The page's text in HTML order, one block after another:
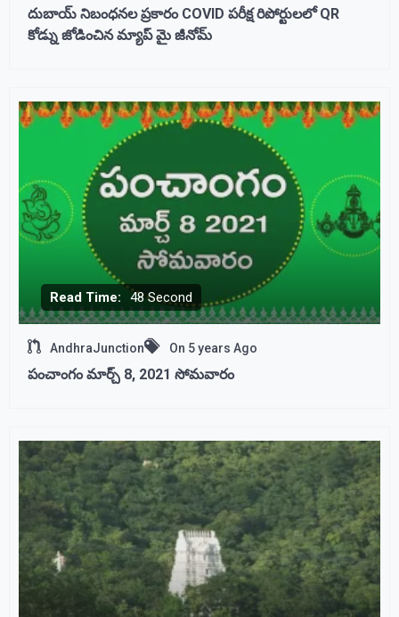
దుబాయ్ నిబంధనల ప్రకారం COVID పరీక్ష రిపోర్టులలో QR
కోడ్ను జోడించిన మ్యాప్ మై జీనోమ్
Read Time: 48 Second
AndhraJunction On 5 years Ago
పంచాంగం మార్చ్ 8, 2021 సోమవారం